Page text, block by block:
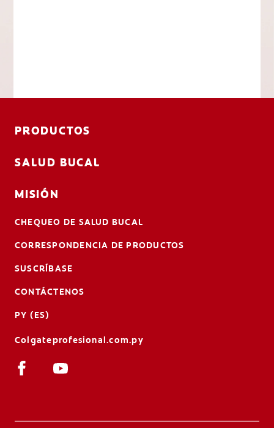
PRODUCTOS
SALUD BUCAL
MISIÓN
CHEQUEO DE SALUD BUCAL
CORRESPONDENCIA DE PRODUCTOS
SUSCRÍBASE
CONTÁCTENOS
PY (ES)
Colgateprofesional.com.py